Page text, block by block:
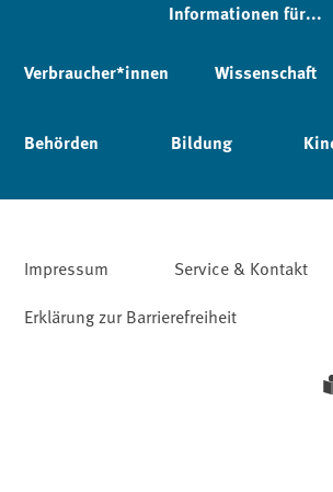
Informationen für...
Verbraucher*innen Wissenschaft
Behörden Bildung
Impressum Service & Kontakt
Erklärung zur Barrierefreiheit